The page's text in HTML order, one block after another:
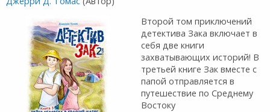
Второй том приключений
детектива Зака включает в
себя две книги
захватывающих историй! В
третьей книге Зак вместе с
папой отправляется в
путешествие по Среднему
Востоку